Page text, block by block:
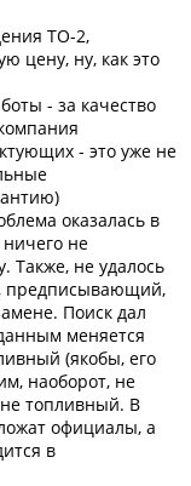
ТО-2,
цену, ну, как это
- за качество
- это уже не
оказалась в
не
Также, не удалось
предписывающий,
Поиск дал
меняется
(якобы, его
наоборот, не
топливный. В
официалы, а
в